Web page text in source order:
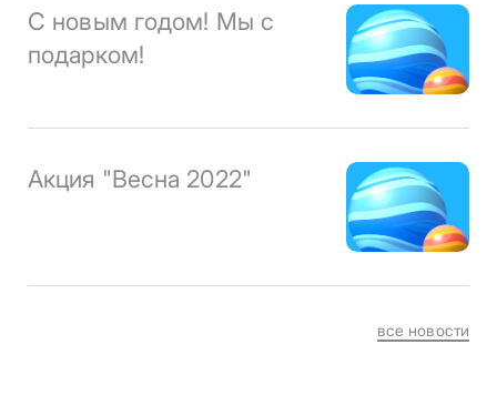
С новым годом! Мы с
подарком!
Акция "Весна 2022"
все новости